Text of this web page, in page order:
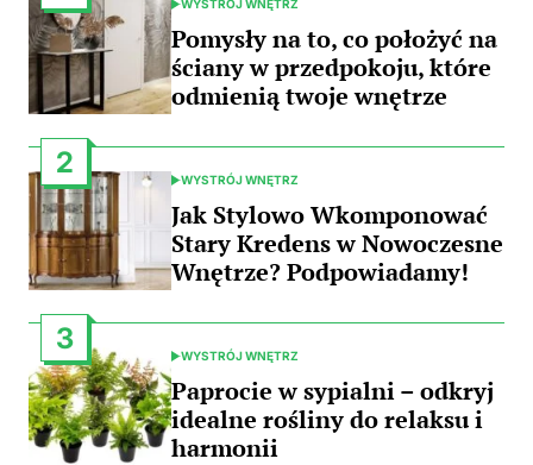
POSTED
IN
WYSTRÓJ WNĘTRZ
Pomysły na to, co położyć na
ściany w przedpokoju, które
odmienią twoje wnętrze
2
POSTED
IN
WYSTRÓJ WNĘTRZ
Jak Stylowo Wkomponować
Stary Kredens w Nowoczesne
Wnętrze? Podpowiadamy!
3
POSTED
IN
WYSTRÓJ WNĘTRZ
Paprocie w sypialni – odkryj
idealne rośliny do relaksu i
harmonii